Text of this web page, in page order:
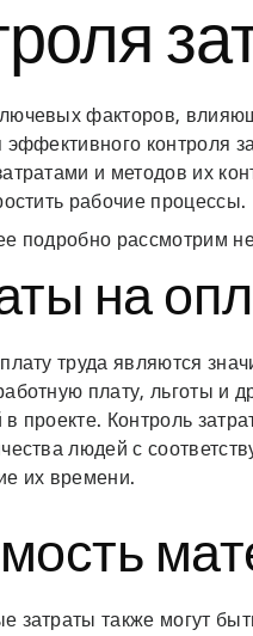
факторов,
эффективного контроля
и методов их
рабочие процессы.
подробно рассмотрим
на
труда являются
плату, льготы и
проекте. Контроль
людей с
их времени.
затраты также могут